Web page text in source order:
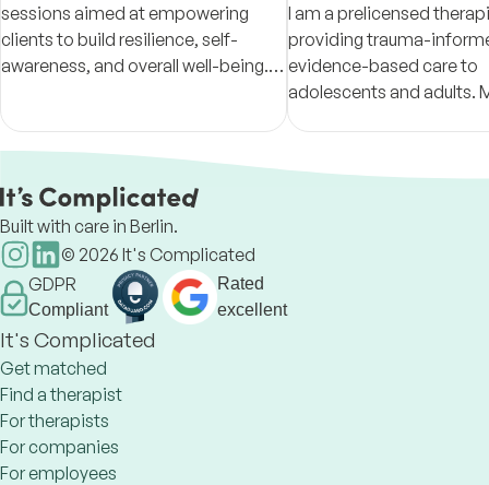
sessions aimed at empowering
clients to build resilience, self-
awareness, and overall well-being.
behavioral strategies, I foster
I am a prelicensed
providing trauma-
evidence-based care to
adolescents and adults.
integrates CBT, DBT,
solution-focused
Built with care in Berlin.
© 2026 It's Complicated
GDPR
Compliant
Rated
excellent
It's Complicated
Get matched
Find a therapist
For therapists
For companies
For employees